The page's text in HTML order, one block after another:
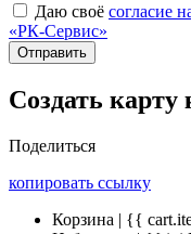
Даю своё согласие
«РК-Сервис»
Отправить
Создать карту
Поделиться
копировать ссылку
Корзина | {{